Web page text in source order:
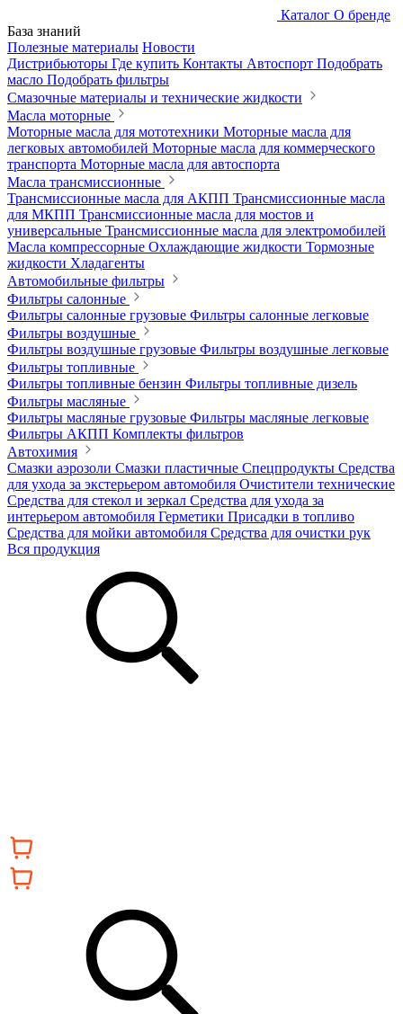
Каталог О бренде
База знаний
Полезные материалы Новости
Дистрибьюторы Где купить Контакты Автоспорт Подобрать
масло Подобрать фильтры
Смазочные материалы и технические жидкости
Масла моторные
Моторные масла для мототехники Моторные масла для
легковых автомобилей Моторные масла для коммерческого
транспорта Моторные масла для автоспорта
Масла трансмиссионные
Трансмиссионные масла для АКПП Трансмиссионные масла
для МКПП Трансмиссионные масла для мостов и
универсальные Трансмиссионные масла для электромобилей
Масла компрессорные Охлаждающие жидкости Тормозные
жидкости Хладагенты
Автомобильные фильтры
Фильтры салонные
Фильтры салонные грузовые Фильтры салонные легковые
Фильтры воздушные
Фильтры воздушные грузовые Фильтры воздушные легковые
Фильтры топливные
Фильтры топливные бензин Фильтры топливные дизель
Фильтры масляные
Фильтры масляные грузовые Фильтры масляные легковые
Фильтры АКПП Комплекты фильтров
Автохимия
Смазки аэрозоли Смазки пластичные Спецпродукты Средства
для ухода за экстерьером автомобиля Очистители технические
Средства для стекол и зеркал Средства для ухода за
интерьером автомобиля Герметики Присадки в топливо
Средства для мойки автомобиля Средства для очистки рук
Вся продукция